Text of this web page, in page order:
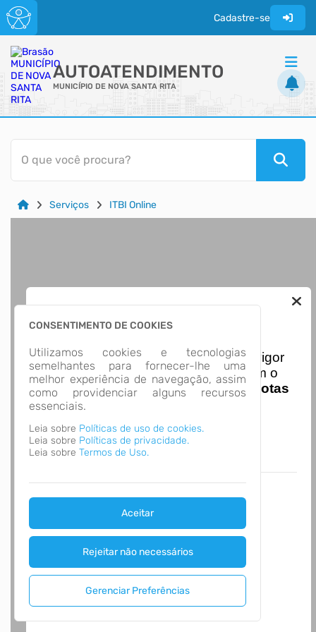
Cadastre-se
AUTOATENDIMENTO
MUNICÍPIO DE NOVA SANTA RITA
ACESSO RÁPIDO
Acessibilidade
Diário Oficial
O que você procura?
Serviços ITBI Online
CONSENTIMENTO DE COOKIES
Utilizamos cookies e tecnologias
semelhantes para fornecer-lhe uma
melhor experiência de navegação, assim
como providenciar alguns recursos
essenciais.
Leia sobre Políticas de uso de cookies.
Leia sobre Políticas de privacidade.
Leia sobre Termos de Uso.
Aceitar
Rejeitar não necessários
Gerenciar Preferências
Nota Nacional
Iniciando em01/01/2026entra em vigor
a obrigatoriedade de integração com o
Ambiente de Dados Nacional das
Notas
de Serviço Eletrônicas
acesse o link abaixo e saiba mais.
Autoatendimento - MUNICÍPIO DE NOVA